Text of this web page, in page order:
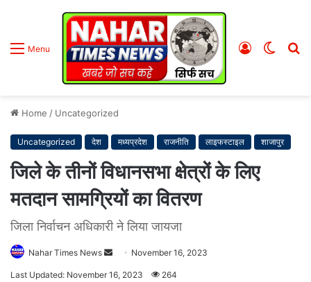
Menu
Switch
Log
Home / Uncategorized
Uncategorized देश मध्यप्रदेश राजनीति लाइफस्टाइल शाजापुर
जिले के तीनों विधानसभा क्षेत्रों के लिए
मतदान सामग्रियों का वितरण
जिला निर्वाचन अधिकारी ने लिया जायजा
Nahar Times News November 16, 2023
Last Updated: November 16, 2023 264